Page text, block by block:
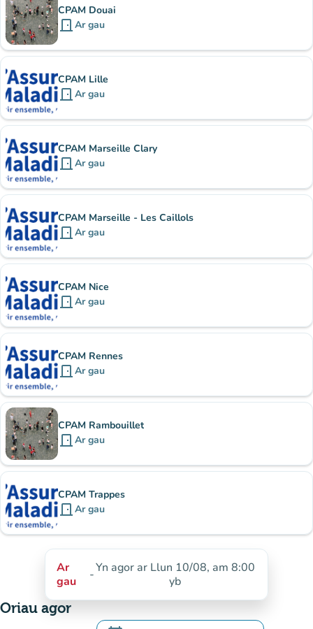
CPAM Douai
door_front Ar gau
CPAM Lille
door_front Ar gau
CPAM Marseille Clary
door_front Ar gau
CPAM Marseille - Les Caillols
door_front Ar gau
CPAM Nice
door_front Ar gau
CPAM Rennes
door_front Ar gau
CPAM Rambouillet
door_front Ar gau
CPAM Trappes
door_front Ar gau
Ar
gau
-Yn agor ar Llun 10/08, am 8:00
yb
Oriau agor